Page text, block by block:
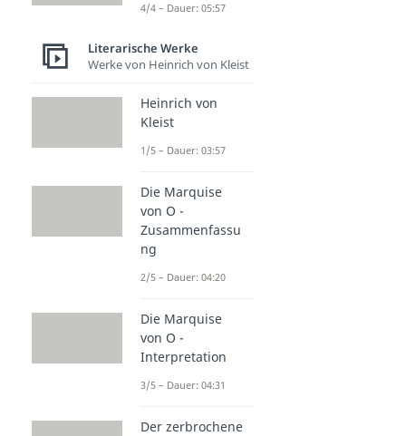
4/4 – Dauer: 05:57
Literarische Werke
Werke von Heinrich von Kleist
Heinrich von
Kleist
1/5 – Dauer: 03:57
Die Marquise
von O -
Zusammenfassu
ng
2/5 – Dauer: 04:20
Die Marquise
von O -
Interpretation
3/5 – Dauer: 04:31
Der zerbrochene